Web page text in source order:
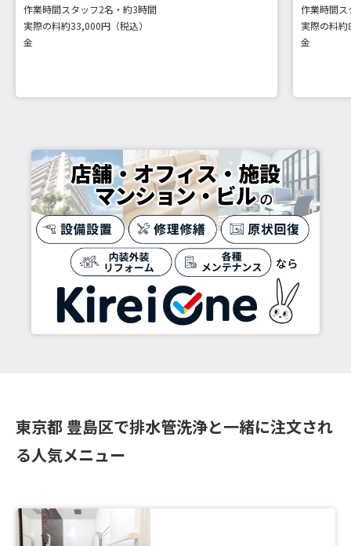
作業時間スタッフ2名・約3時間
実際の料
金
約33,000円（税込）
作業時間
実際の料
金
約
東京都 豊島区で排水管洗浄と一緒に注文され
る人気メニュー